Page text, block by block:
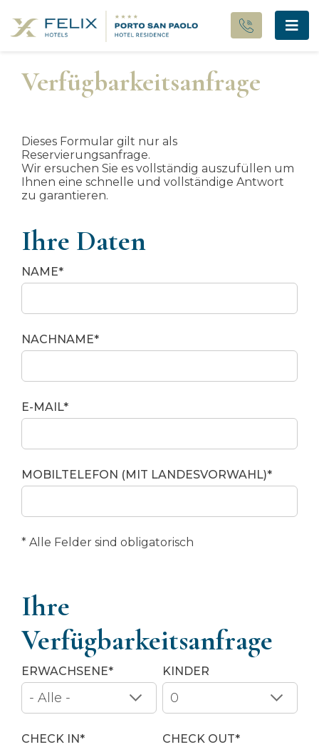
Verfügbarkeitsanfrage
Dieses Formular gilt nur als
Reservierungsanfrage.
Wir ersuchen Sie es vollständig auszufüllen um
Ihnen eine schnelle und vollständige Antwort
zu garantieren.
Ihre Daten
NAME*
NACHNAME*
E-MAIL*
MOBILTELEFON (MIT LANDESVORWAHL)*
* Alle Felder sind obligatorisch
Ihre
Verfügbarkeitsanfrage
ERWACHSENE* KINDER
CHECK IN* CHECK OUT*